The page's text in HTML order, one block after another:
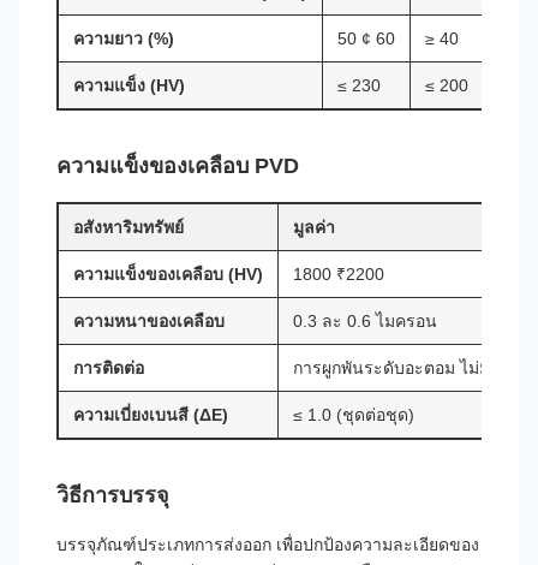
ความยาว (%) 50 ¢ 60 ≥ 40
ความแข็ง (HV) ≤ 230 ≤ 200
ความแข็งของเคลือบ PVD
อสังหาริมทรัพย์ มูลค่า
ความแข็งของเคลือบ (HV) 1800 ₹2200
ความหนาของเคลือบ 0.3 ละ 0.6 ไมครอน
การติดต่อ การผูกพันระดับอะตอม ไม่มีการป
ความเบี่ยงเบนสี (ΔE) ≤ 1.0 (ชุดต่อชุด)
วิธีการบรรจุ
บรรจุภัณฑ์ประเภทการส่งออก เพื่อปกป้องความละเอียดของ